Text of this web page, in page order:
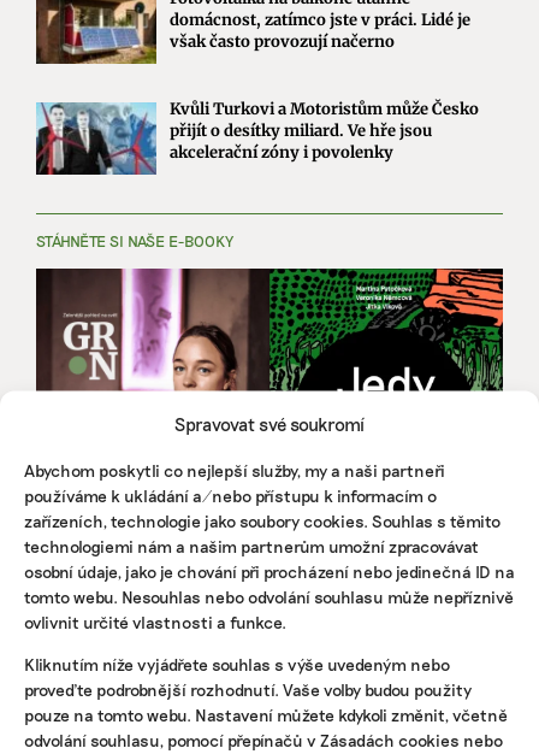
Spravovat své soukromí
Abychom poskytli co nejlepší služby, my a naši partneři
používáme k ukládání a/nebo přístupu k informacím o
zařízeních, technologie jako soubory cookies. Souhlas s těmito
technologiemi nám a našim partnerům umožní zpracovávat
osobní údaje, jako je chování při procházení nebo jedinečná ID na
tomto webu. Nesouhlas nebo odvolání souhlasu může nepříznivě
ovlivnit určité vlastnosti a funkce.
Kliknutím níže vyjádřete souhlas s výše uvedeným nebo
proveďte podrobnější rozhodnutí. Vaše volby budou použity
pouze na tomto webu. Nastavení můžete kdykoli změnit, včetně
odvolání souhlasu, pomocí přepínačů v Zásadách cookies nebo
domácnost, zatímco jste v práci. Lidé je
však často provozují načerno
Kvůli Turkovi a Motoristům může Česko
přijít o desítky miliard. Ve hře jsou
akcelerační zóny i povolenky
STÁHNĚTE SI NAŠE E-BOOKY
Udržitelnost, umění i komunitní sdílení.
Festival Týká se to také tebe v Uherském
Hradišti startuje tento týden